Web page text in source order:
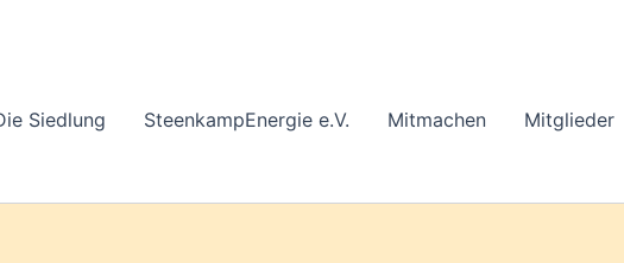
Siedlung SteenkampEnergie e.V. Mitmachen Mitglieder